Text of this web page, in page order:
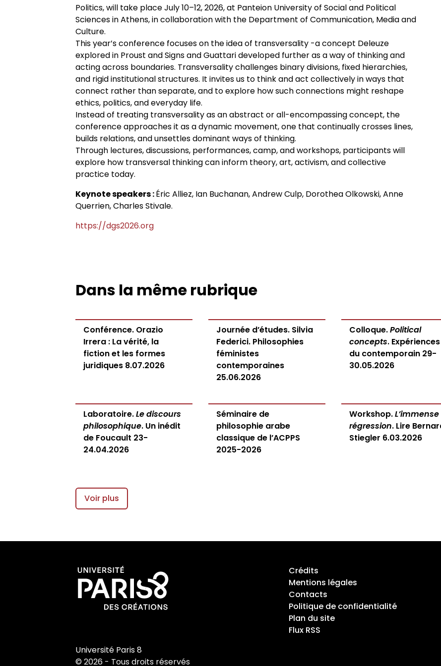
Appels à contributions
Politics, will take place July 10–12, 2026, at Panteion University of Social and Political
Sciences in Athens, in collaboration with the Department of Communication, Media and
Culture.
This year’s conference focuses on the idea of transversality -a concept Deleuze
explored in Proust and Signs and Guattari developed further as a way of thinking and
acting across boundaries. Transversality challenges binary divisions, fixed hierarchies,
and rigid institutional structures. It invites us to think and act collectively in ways that
connect rather than separate, and to explore how such connections might reshape
ethics, politics, and everyday life.
Instead of treating transversality as an abstract or all-encompassing concept, the
conference approaches it as a dynamic movement, one that continually crosses lines,
builds relations, and unsettles dominant ways of thinking.
Through lectures, discussions, performances, camp, and workshops, participants will
explore how transversal thinking can inform theory, art, activism, and collective
practice today.
Keynote speakers :Éric Alliez, Ian Buchanan, Andrew Culp, Dorothea Olkowski, Anne
Querrien, Charles Stivale.
https://dgs2026.org
Dans la même rubrique
Conférence. Orazio
Irrera : La vérité, la
fiction et les formes
juridiques 8.07.2026
Journée d’études. Silvia
Federici. Philosophies
féministes
contemporaines
25.06.2026
Colloque.Political
concepts. Expériences
du contemporain 29-
30.05.2026
Laboratoire.Le discours
philosophique. Un inédit
de Foucault 23-
24.04.2026
Séminaire de
philosophie arabe
classique de l’ACPPS
2025-2026
Workshop.L’immense
régression. Lire
Stiegler 6.03.2026
Voir plus
Université Paris 8
© 2026 - Tous droits réservés
Crédits
Mentions légales
Contacts
Politique de confidentialité
Plan du site
Flux RSS